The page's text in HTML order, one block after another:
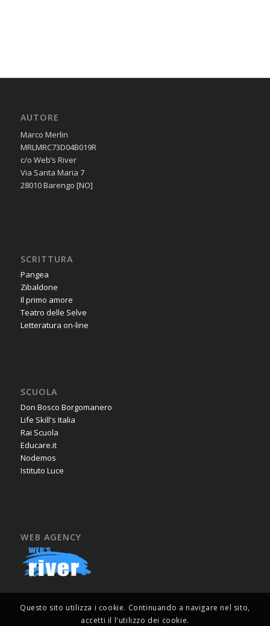
AUTORE
Marco Merlin
MRLMRC73D04B019R
c/o Web’s River
Via Santa Maria 7
28010 Barengo [NO]
SCRITTURA
Pangea
Zibaldone
Il primo amore
Teatro delle Selve
Letteratura on-line
SCUOLA
Don Bosco Borgomanero
Life Skill's Italia
Rai Scuola
Educare.it
Nodemos
Istituto Luce
WEB AGENCY
Questo sito utilizza i cookie. Continuando a navigare nel sito,
accetti il l'utilizzo dei cookie.